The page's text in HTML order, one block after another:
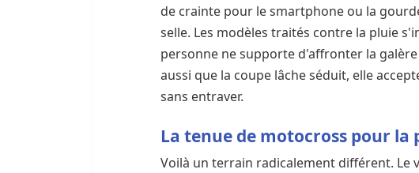
de crainte pour le smartphone ou la
selle. Les modèles traités contre la pluie
personne ne supporte d'affronter la
aussi que la coupe lâche séduit, elle
sans entraver.
La tenue de motocross pour la
Voilà un terrain radicalement différent. Le